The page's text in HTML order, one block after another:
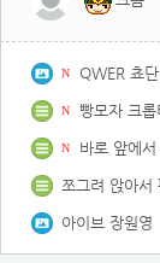
N QWER 쵸단
N
N
아이브 장원영